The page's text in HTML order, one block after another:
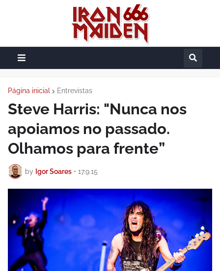
Página inicial Entrevistas
Steve Harris: "Nunca nos
apoiamos no passado.
Olhamos para frente”
by Igor Soares • 17.9.15